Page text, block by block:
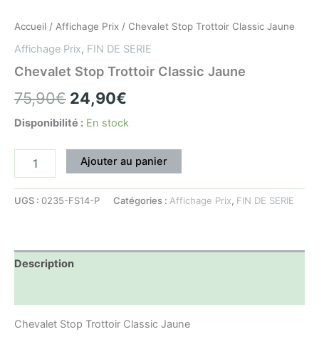
Accueil / Affichage Prix / Chevalet Stop Trottoir Classic Jaune
Affichage Prix, FIN DE SERIE
Chevalet Stop Trottoir Classic Jaune
75,90€ 24,90€
Disponibilité : En stock
Ajouter au panier
UGS : 0235-FS14-P Catégories : Affichage Prix, FIN DE SERIE
Description
Chevalet Stop Trottoir Classic Jaune